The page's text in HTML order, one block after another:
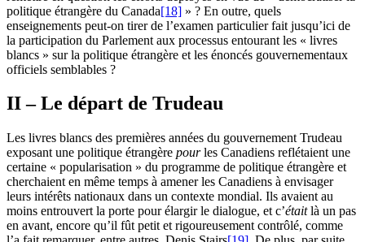
politique étrangère du Canada[18] » ? En outre, quels
enseignements peut-on tirer de l’examen particulier fait jusqu’ici de
la participation du Parlement aux processus entourant les « livres
blancs » sur la politique étrangère et les énoncés gouvernementaux
officiels semblables ?
II – Le départ de Trudeau
Les livres blancs des premières années du gouvernement Trudeau
exposant une politique étrangère pourles Canadiens reflétaient une
certaine « popularisation » du programme de politique étrangère et
cherchaient en même temps à amener les Canadiens à envisager
leurs intérêts nationaux dans un contexte mondial. Ils avaient au
moins entrouvert la porte pour élargir le dialogue, et c’étaitlà un pas
en avant, encore qu’il fût petit et rigoureusement contrôlé, comme